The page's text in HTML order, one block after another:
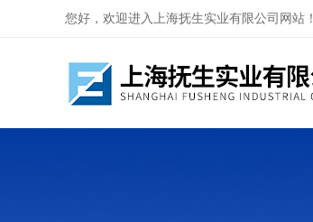
您好，欢迎进入上海抚生实业有限公司网站！